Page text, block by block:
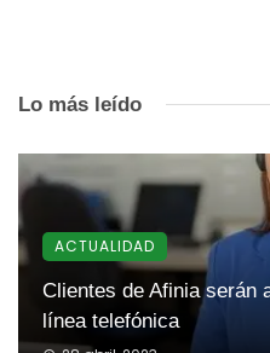
Lo más leído
ACTUALIDAD
Clientes de Afinia serán
línea telefónica